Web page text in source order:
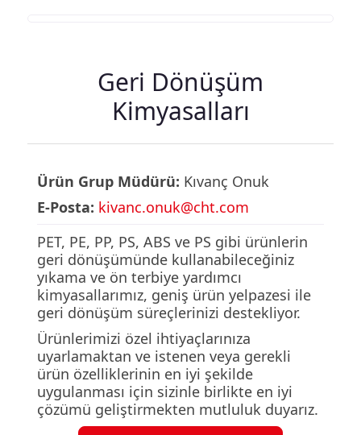
Geri Dönüşüm
Kimyasalları
Ürün Grup Müdürü: Kıvanç Onuk
E-Posta: kivanc.onuk@cht.com
PET, PE, PP, PS, ABS ve PS gibi ürünlerin
geri dönüşümünde kullanabileceğiniz
yıkama ve ön terbiye yardımcı
kimyasallarımız, geniş ürün yelpazesi ile
geri dönüşüm süreçlerinizi destekliyor.
Ürünlerimizi özel ihtiyaçlarınıza
uyarlamaktan ve istenen veya gerekli
ürün özelliklerinin en iyi şekilde
uygulanması için sizinle birlikte en iyi
çözümü geliştirmekten mutluluk duyarız.